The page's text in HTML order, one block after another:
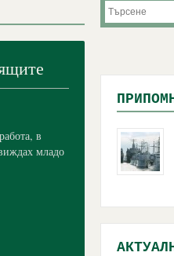
в
младо